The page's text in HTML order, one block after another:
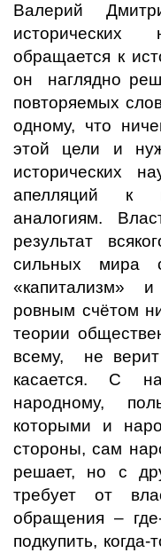
Валерий
обращается к
он наглядно
повторяемых
одному, что
этой цели и
исторических
апелляций к
аналогиям.
результат
сильных мира
«капитализм»
ровным счётом
теории
всему, не
касается. С
народному,
которыми и
стороны, сам
решает, но с
требует от
обращения –
подкупить, когда-